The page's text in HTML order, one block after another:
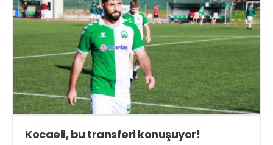
Kocaeli, bu transferi konuşuyor!